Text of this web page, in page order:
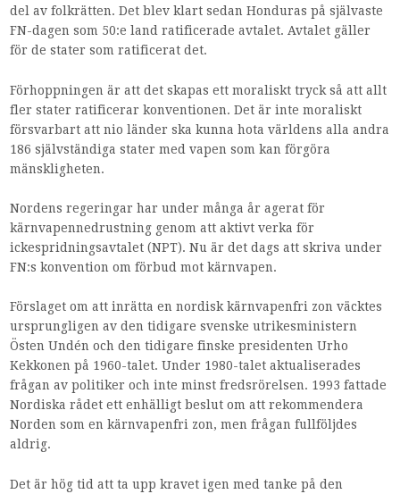
del av folkrätten. Det blev klart sedan Honduras på självaste
FN-dagen som 50:e land ratificerade avtalet. Avtalet gäller
för de stater som ratificerat det.
Förhoppningen är att det skapas ett moraliskt tryck så att allt
fler stater ratificerar konventionen. Det är inte moraliskt
försvarbart att nio länder ska kunna hota världens alla andra
186 självständiga stater med vapen som kan förgöra
mänskligheten.
Nordens regeringar har under många år agerat för
kärnvapennedrustning genom att aktivt verka för
ickespridningsavtalet (NPT). Nu är det dags att skriva under
FN:s konvention om förbud mot kärnvapen.
Förslaget om att inrätta en nordisk kärnvapenfri zon väcktes
ursprungligen av den tidigare svenske utrikesministern
Östen Undén och den tidigare finske presidenten Urho
Kekkonen på 1960-talet. Under 1980-talet aktualiserades
frågan av politiker och inte minst fredsrörelsen. 1993 fattade
Nordiska rådet ett enhälligt beslut om att rekommendera
Norden som en kärnvapenfri zon, men frågan fullföljdes
aldrig.
Det är hög tid att ta upp kravet igen med tanke på den